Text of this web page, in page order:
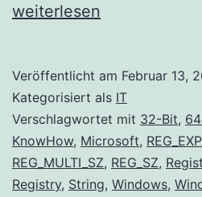
weiterlesen
Veröffentlicht am Februar 13,
Kategorisiert als IT
Verschlagwortet mit 32-Bit,
KnowHow, Microsoft,
REG_MULTI_SZ, REG_SZ,
Registry, String, Windows,